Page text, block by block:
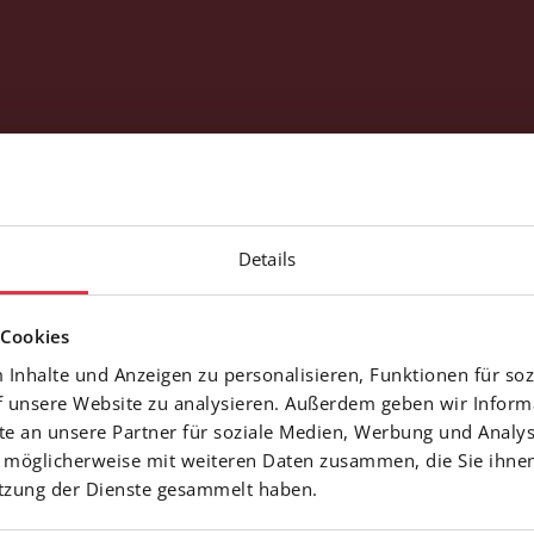
Details
und Anzeigen zu personalisieren, Funktionen für
Website zu analysieren. Außerdem geben wir
an unsere Partner für soziale Medien, Werbung und
mit weiteren Daten zusammen, die Sie
der Dienste gesammelt haben.